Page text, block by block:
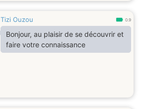
Tizi Ouzou 0.9
Bonjour, au plaisir de se découvrir et
faire votre connaissance